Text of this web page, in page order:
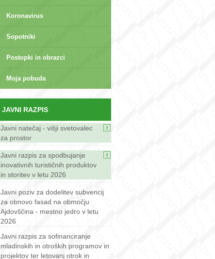
Koronavirus
Sopotniki
Postopki in obrazci
Moja pobuda
JAVNI RAZPIS
Javni natečaj - višji svetovalec
za prostor
Javni razpis za spodbujanje
inovativnih turističnih produktov
in storitev v letu 2026
Javni poziv za dodelitev subvencij
za obnovo fasad na območju
Ajdovščina - mestno jedro v letu
2026
Javni razpis za sofinanciranje
mladinskih in otroških programov in
projektov ter letovanj otrok in